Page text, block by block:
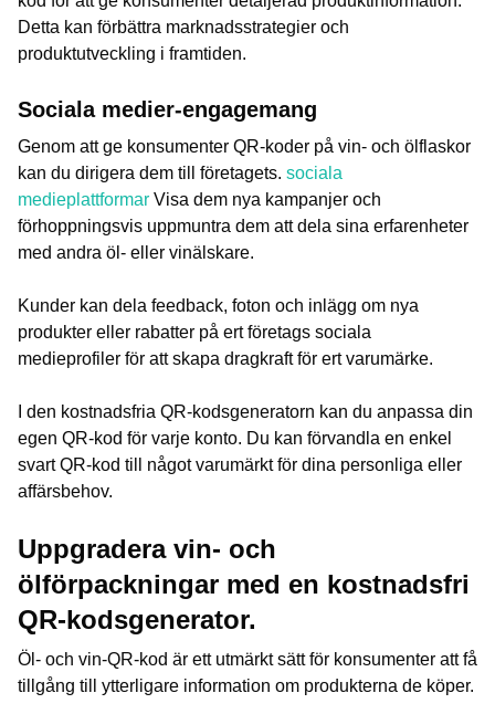
Detta kan förbättra marknadsstrategier och
produktutveckling i framtiden.
Sociala medier-engagemang
Genom att ge konsumenter QR-koder på vin- och ölflaskor
kan du dirigera dem till företagets. sociala
medieplattformar Visa dem nya kampanjer och
förhoppningsvis uppmuntra dem att dela sina erfarenheter
med andra öl- eller vinälskare.
Kunder kan dela feedback, foton och inlägg om nya
produkter eller rabatter på ert företags sociala
medieprofiler för att skapa dragkraft för ert varumärke.
I den kostnadsfria QR-kodsgeneratorn kan du anpassa din
egen QR-kod för varje konto. Du kan förvandla en enkel
svart QR-kod till något varumärkt för dina personliga eller
affärsbehov.
Uppgradera vin- och
ölförpackningar med en kostnadsfri
QR-kodsgenerator.
Öl- och vin-QR-kod är ett utmärkt sätt för konsumenter att få
tillgång till ytterligare information om produkterna de köper.